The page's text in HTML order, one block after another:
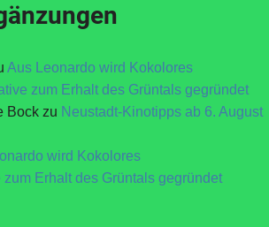
Aus Leonardo wird Kokolores
zum Erhalt des Grüntals gegründet
Bock zu Neustadt-Kinotipps ab 6. August
wird Kokolores
zum Erhalt des Grüntals gegründet